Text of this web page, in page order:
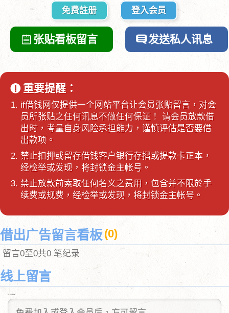
免费註册 登入会员
张贴看板留言 发送私人讯息
重要提醒：
if借钱网仅提供一个网站平台让会员张贴留言，对会
员所张贴之任何讯息不做任何保证！ 请会员放款借
出时，考量自身风险承担能力，谨慎评估是否要借
出款项。
禁止扣押或留存借钱客户银行存摺或提款卡正本，
经检举或发现，将封锁金主帐号。
禁止放款前索取任何名义之费用，包含并不限於手
续费或规费，经检举或发现，将封锁金主帐号。
借出广告留言看板 (0)
留言0至0共0 笔纪录
线上留言